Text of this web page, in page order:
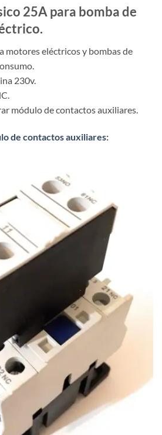
25A para bomba de
motores eléctricos y bombas de
230v.
módulo de contactos auxiliares.
de contactos auxiliares: